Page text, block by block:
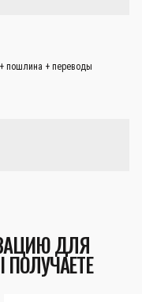
пошлина + переводы
ДЛЯ